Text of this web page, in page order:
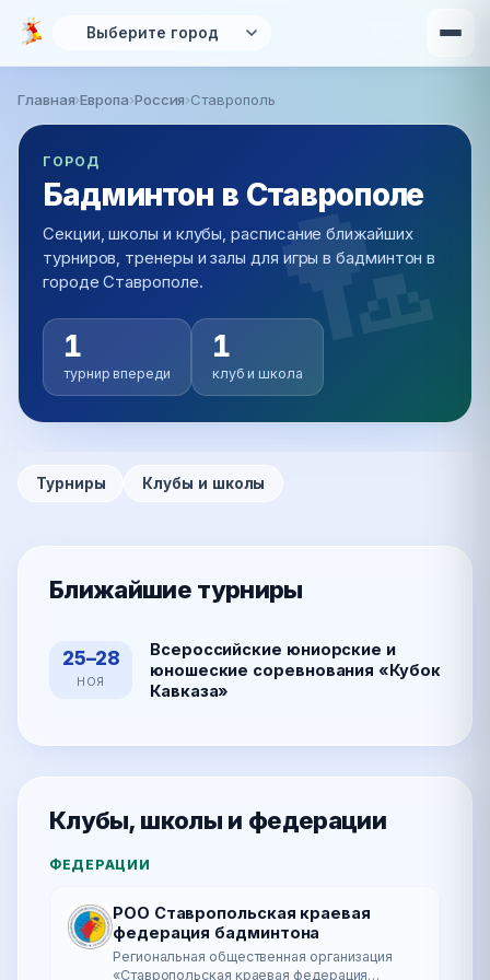
Перейти к основному содержанию
Вы здесь
Главная›Европа›Россия›Ставрополь
ГОРОД
Бадминтон в Ставрополе
Секции, школы и клубы, расписание ближайших
турниров, тренеры и залы для игры в бадминтон в
городе Ставрополе.
1
турнир впереди
1
клуб и школа
Турниры Клубы и школы
Ближайшие турниры
25–28
НОЯ
Всероссийские юниорские и
юношеские соревнования «Кубок
Кавказа»
Клубы, школы и федерации
ФЕДЕРАЦИИ
РОО Ставропольская краевая
федерация бадминтона
Региональная общественная организация
«Ставропольская краевая федерация